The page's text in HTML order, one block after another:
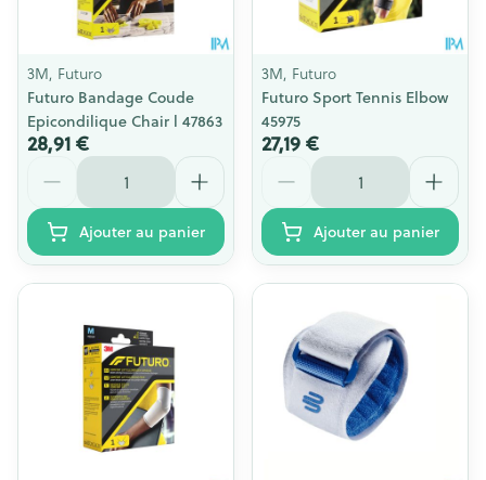
3M, Futuro
Futuro Bandage Coude
Epicondilique Chair l 47863
28,91 €
Quantité
Ajouter au panier
3M, Futuro
Futuro Sport Tennis Elbow
45975
27,19 €
Quantité
Ajouter au panier